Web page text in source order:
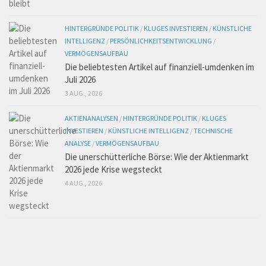
HINTERGRÜNDE POLITIK / KLUGES INVESTIEREN / KÜNSTLICHE
INTELLIGENZ / PERSÖNLICHKEITSENTWICKLUNG /
VERMÖGENSAUFBAU
Die beliebtesten Artikel auf finanziell-umdenken im
Juli 2026
3 AUG., 2026
AKTIENANALYSEN / HINTERGRÜNDE POLITIK / KLUGES
INVESTIEREN / KÜNSTLICHE INTELLIGENZ /TECHNISCHE
ANALYSE /VERMÖGENSAUFBAU
Die unerschütterliche Börse: Wie der Aktienmarkt
2026 jede Krise wegsteckt
4 AUG., 2026